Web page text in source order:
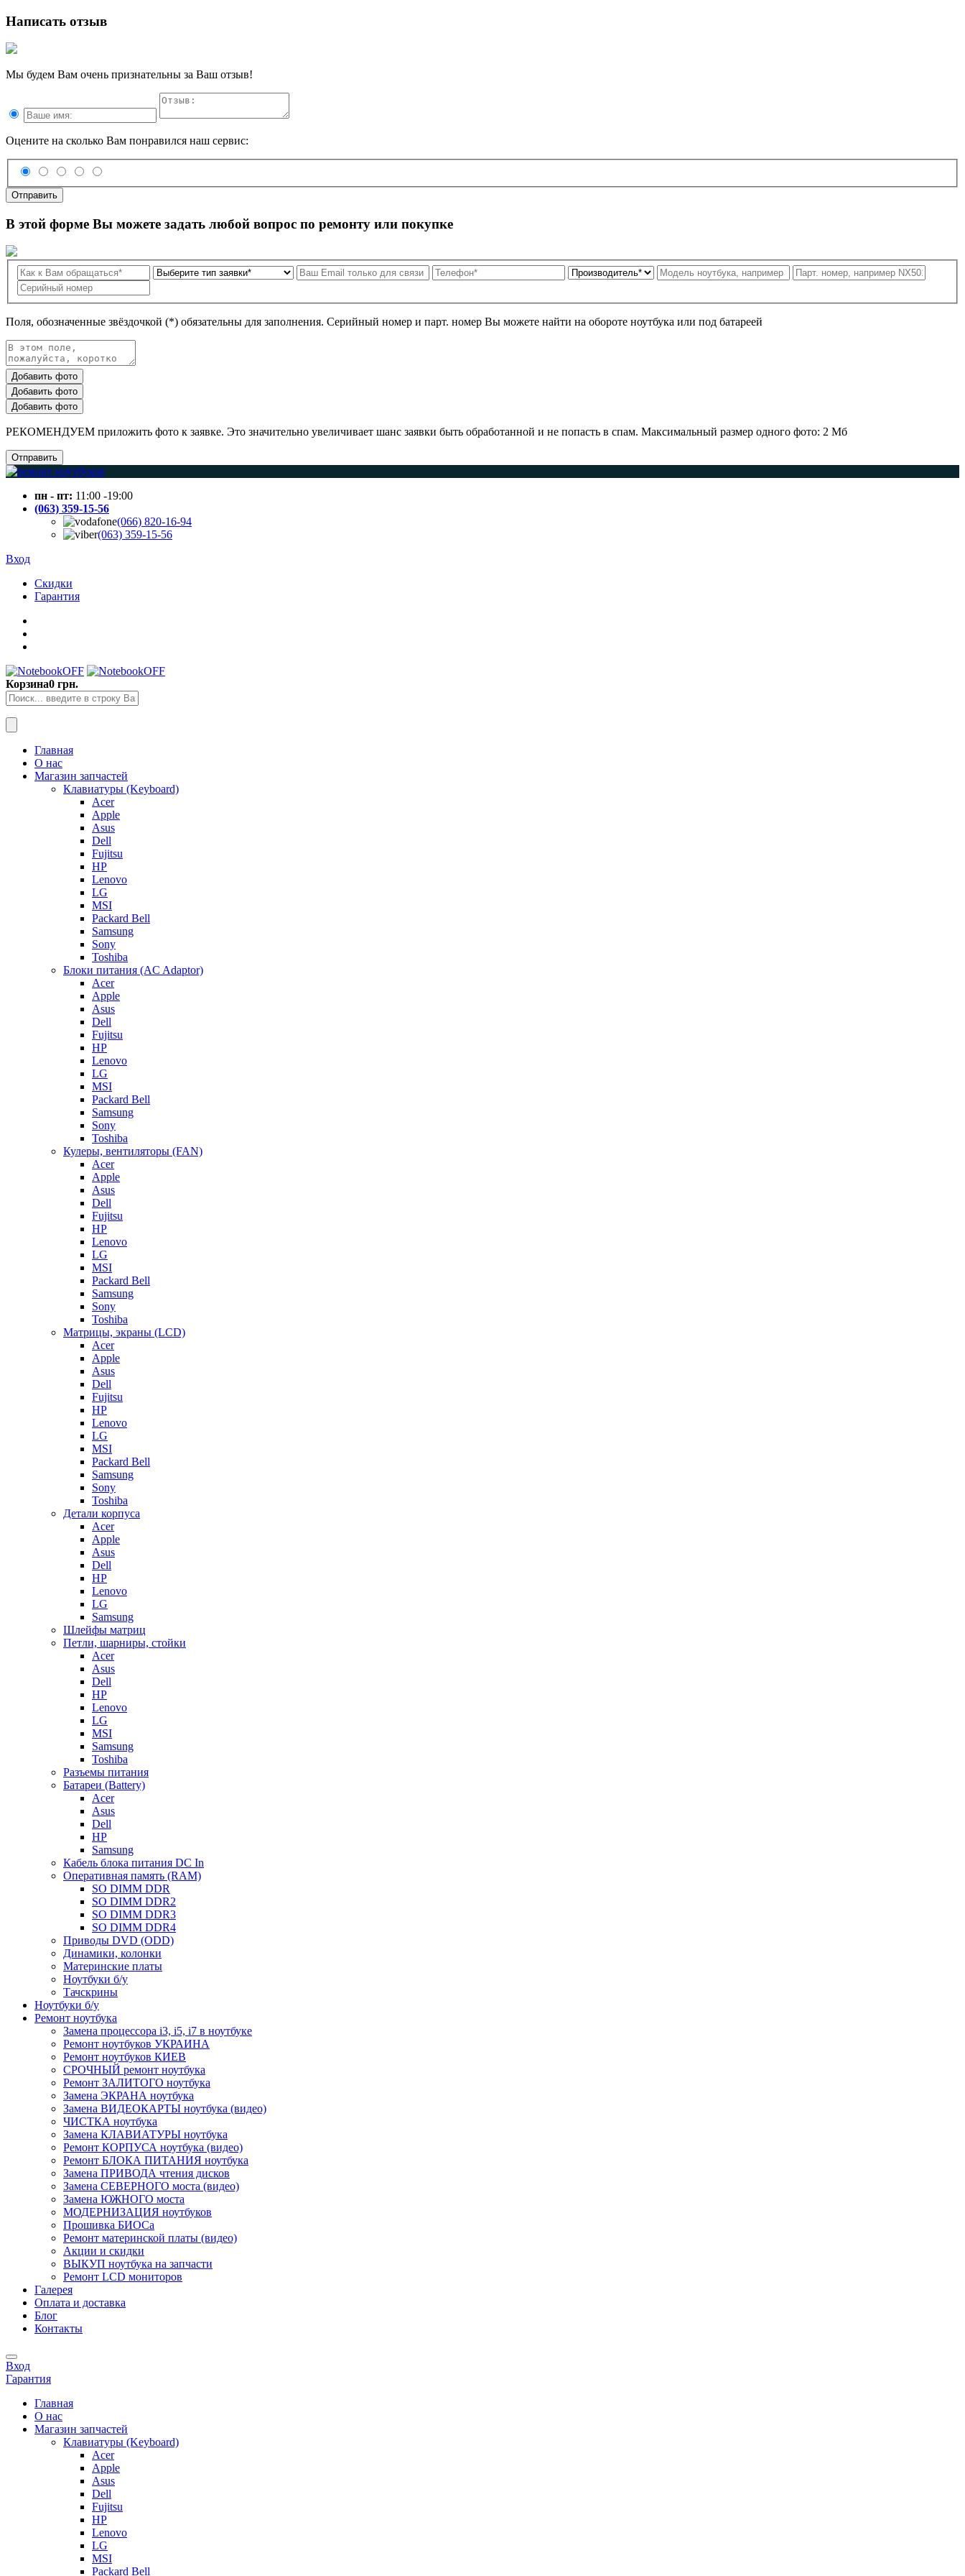
Написать отзыв
Мы будем Вам очень признательны за Ваш отзыв!
Оцените на сколько Вам понравился наш сервис:
Отправить
В этой форме Вы можете задать любой вопрос по ремонту или покупке
Поля, обозначенные звёздочкой (*) обязательны для заполнения. Серийный номер и парт. номер Вы можете найти на обороте ноутбука или под батареей
Добавить фото
Добавить фото
Добавить фото
РЕКОМЕНДУЕМ приложить фото к заявке. Это значительно увеличивает шанс заявки быть обработанной и не попасть в спам. Максимальный размер одного фото: 2 Мб
Отправить
пн - пт: 11:00 -19:00
(063) 359-15-56
(066) 820-16-94
(063) 359-15-56
Вход
Скидки
Гарантия
Корзина0 грн.
Главная
О нас
Магазин запчастей
Клавиатуры (Keyboard)
Acer
Apple
Asus
Dell
Fujitsu
HP
Lenovo
LG
MSI
Packard Bell
Samsung
Sony
Toshiba
Блоки питания (AC Adaptor)
Acer
Apple
Asus
Dell
Fujitsu
HP
Lenovo
LG
MSI
Packard Bell
Samsung
Sony
Toshiba
Кулеры, вентиляторы (FAN)
Acer
Apple
Asus
Dell
Fujitsu
HP
Lenovo
LG
MSI
Packard Bell
Samsung
Sony
Toshiba
Матрицы, экраны (LCD)
Acer
Apple
Asus
Dell
Fujitsu
HP
Lenovo
LG
MSI
Packard Bell
Samsung
Sony
Toshiba
Детали корпуса
Acer
Apple
Asus
Dell
HP
Lenovo
LG
Samsung
Шлейфы матриц
Петли, шарниры, стойки
Acer
Asus
Dell
HP
Lenovo
LG
MSI
Samsung
Toshiba
Разъемы питания
Батареи (Battery)
Acer
Asus
Dell
HP
Samsung
Кабель блока питания DC In
Оперативная память (RAM)
SO DIMM DDR
SO DIMM DDR2
SO DIMM DDR3
SO DIMM DDR4
Приводы DVD (ODD)
Динамики, колонки
Материнские платы
Ноутбуки б/у
Тачскрины
Ноутбуки б/у
Ремонт ноутбука
Замена процессора i3, i5, i7 в ноутбуке
Ремонт ноутбуков УКРАИНА
Ремонт ноутбуков КИЕВ
СРОЧНЫЙ ремонт ноутбука
Ремонт ЗАЛИТОГО ноутбука
Замена ЭКРАНА ноутбука
Замена ВИДЕОКАРТЫ ноутбука (видео)
ЧИСТКА ноутбука
Замена КЛАВИАТУРЫ ноутбука
Ремонт КОРПУСА ноутбука (видео)
Ремонт БЛОКА ПИТАНИЯ ноутбука
Замена ПРИВОДА чтения дисков
Замена СЕВЕРНОГО моста (видео)
Замена ЮЖНОГО моста
МОДЕРНИЗАЦИЯ ноутбуков
Прошивка БИОСа
Ремонт материнской платы (видео)
Акции и скидки
ВЫКУП ноутбука на запчасти
Ремонт LCD мониторов
Галерея
Оплата и доставка
Блог
Контакты
Вход
Гарантия
Главная
О нас
Магазин запчастей
Клавиатуры (Keyboard)
Acer
Apple
Asus
Dell
Fujitsu
HP
Lenovo
LG
MSI
Packard Bell